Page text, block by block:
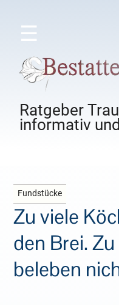
☰
Ratgeber
informativ
Fundstücke
Zu viele
den Brei.
beleben